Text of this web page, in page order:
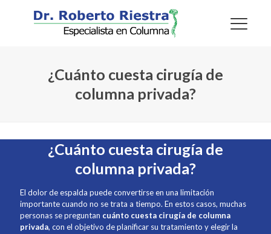
¿Cuánto cuesta cirugía de
columna privada?
¿Cuánto cuesta cirugía de
columna privada?
El dolor de espalda puede convertirse en una limitación
importante cuando no se trata a tiempo. En estos casos, muchas
personas se preguntan cuánto cuesta cirugía de columna
privada, con el objetivo de planificar su tratamiento y elegir la